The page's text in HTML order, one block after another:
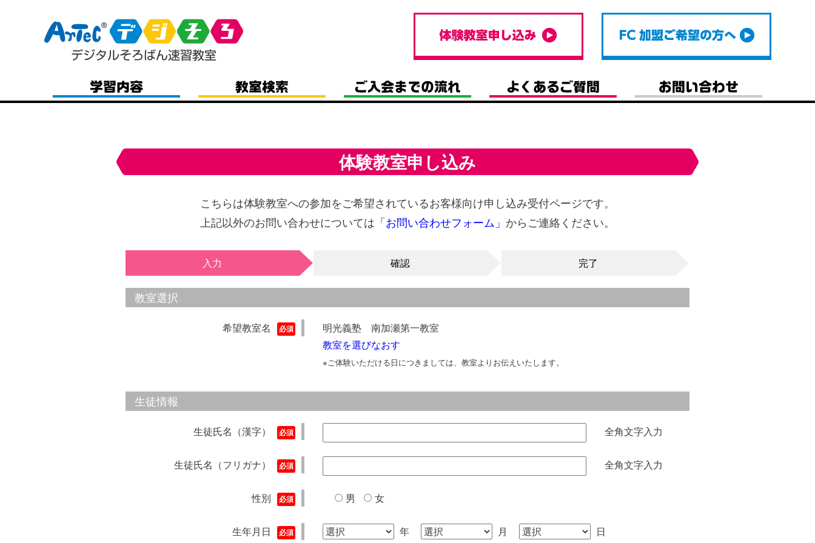
体験教室申し込み
こちらは体験教室への参加をご希望されているお客様向け申し込み受付ページです。
上記以外のお問い合わせについては 「お問い合わせフォーム」 からご連絡ください。
入力 確認 完了
教室選択
希望教室名
明光義塾 南加瀬第一教室
教室を選びなおす
※ご体験いただける日につきましては、教室よりお伝えいたします。
生徒情報
生徒氏名（漢字） 全角文字入力
生徒氏名（フリガナ） 全角文字入力
性別 男 女
生年月日 年 月 日